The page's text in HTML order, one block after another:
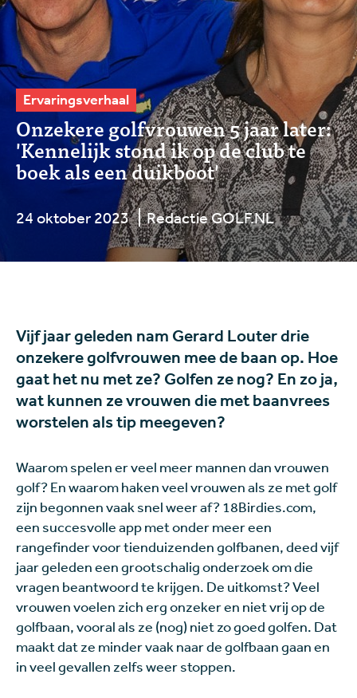
Ervaringsverhaal
Onzekere golfvrouwen 5 jaar later:
'Kennelijk stond ik op de club te
boek als een duikboot'
24 oktober 2023 Redactie GOLF.NL
Vijf jaar geleden nam Gerard Louter drie
onzekere golfvrouwen mee de baan op. Hoe
gaat het nu met ze? Golfen ze nog? En zo ja,
wat kunnen ze vrouwen die met baanvrees
worstelen als tip meegeven?
Waarom spelen er veel meer mannen dan vrouwen
golf? En waarom haken veel vrouwen als ze met golf
zijn begonnen vaak snel weer af? 18Birdies.com,
een succesvolle app met onder meer een
rangefinder voor tienduizenden golfbanen, deed vijf
jaar geleden een grootschalig onderzoek om die
vragen beantwoord te krijgen. De uitkomst? Veel
vrouwen voelen zich erg onzeker en niet vrij op de
golfbaan, vooral als ze (nog) niet zo goed golfen. Dat
maakt dat ze minder vaak naar de golfbaan gaan en
in veel gevallen zelfs weer stoppen.